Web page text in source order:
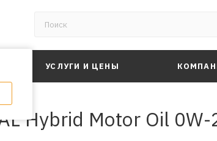
УСЛУГИ И ЦЕНЫ
Hybrid Motor Oil 0W-